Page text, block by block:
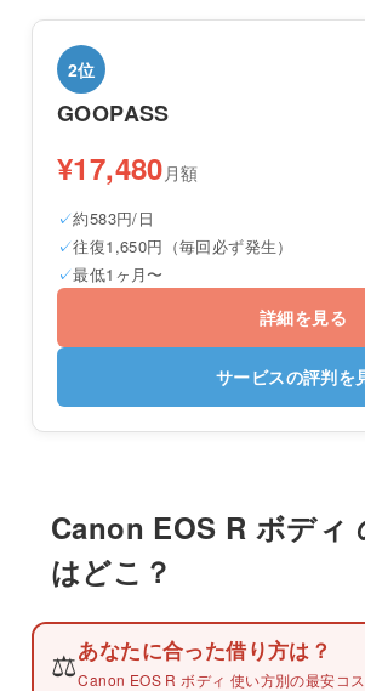
2位
GOOPASS
¥17,480 月額
約583円/日
往復1,650円（毎回必ず発生）
最低1ヶ月〜
詳細を見る
サービスの評判を
Canon EOS R ボディ
はどこ？
⚖️あなたに合った借り方は？
Canon EOS R ボディ 使い方別の最安コス